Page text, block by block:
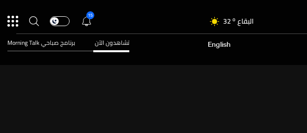
البقاع 32 o
الجنوب 29o
30
15
English تشاهدون الآن برنامج صباحي Morning Talk